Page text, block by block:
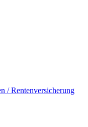
/ Rentenversicherung